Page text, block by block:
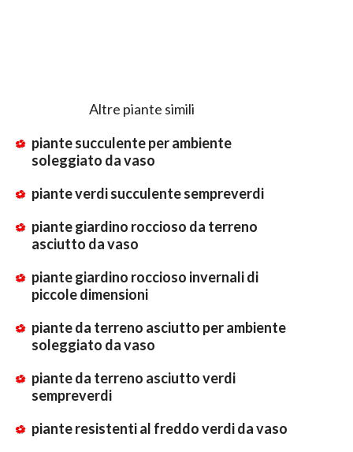
Altre piante simili
piante succulente per ambiente
soleggiato da vaso
piante verdi succulente sempreverdi
piante giardino roccioso da terreno
asciutto da vaso
piante giardino roccioso invernali di
piccole dimensioni
piante da terreno asciutto per ambiente
soleggiato da vaso
piante da terreno asciutto verdi
sempreverdi
piante resistenti al freddo verdi da vaso